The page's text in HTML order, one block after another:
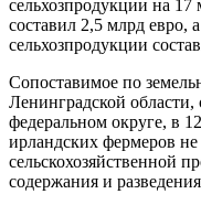
сельхозпродукции на 17
составил 2,5 млрд евро,
сельхозпродукции
Сопоставимое по
Ленинградской
федеральном округе, в
ирландских фермеров
сельскохозяйственной
содержания и